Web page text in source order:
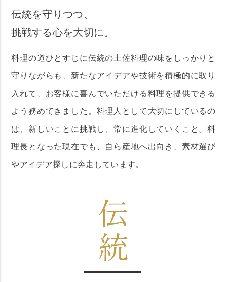
伝統を守りつつ、
挑戦する心を大切に。
料理の道ひとすじに伝統の土佐料理の味をしっかりと
守りながらも、新たなアイデアや技術を積極的に取り
入れて、お客様に喜んでいただける料理を提供できる
よう務めてきました。料理人として大切にしているの
は、新しいことに挑戦し、常に進化していくこと。料
理長となった現在でも、自ら産地へ出向き、素材選び
やアイデア探しに奔走しています。